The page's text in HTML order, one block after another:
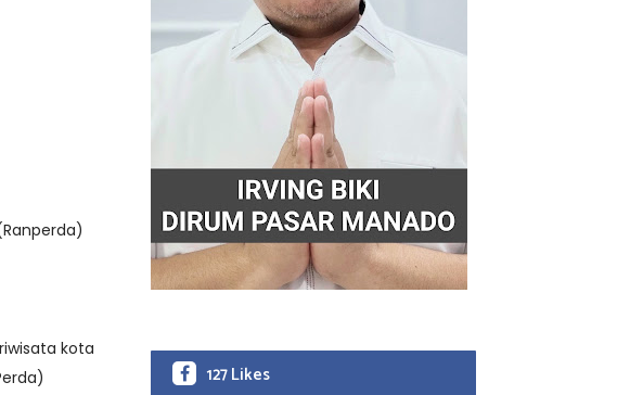
kota
127 Likes